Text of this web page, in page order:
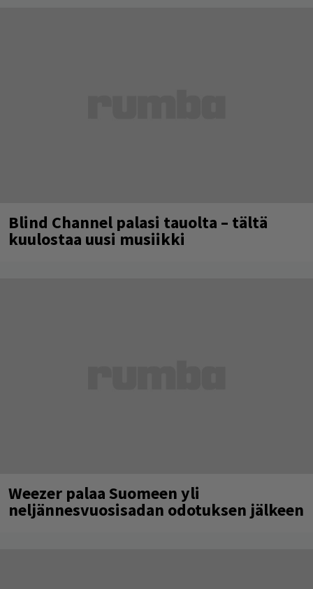
Blind Channel palasi tauolta – tältä
kuulostaa uusi musiikki
Weezer palaa Suomeen yli
neljännesvuosisadan odotuksen jälkeen